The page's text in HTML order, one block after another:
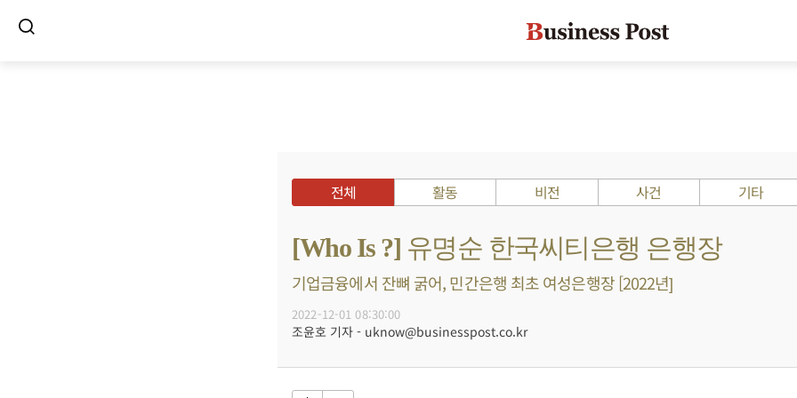
전체 활동 비전 사건 기타
[Who Is ?] 유명순 한국씨티은행 은행장
기업금융에서 잔뼈 굵어, 민간은행 최초 여성은행장 [2022년]
2022-12-01 08:30:00
조윤호 기자 - uknow@businesspost.co.kr